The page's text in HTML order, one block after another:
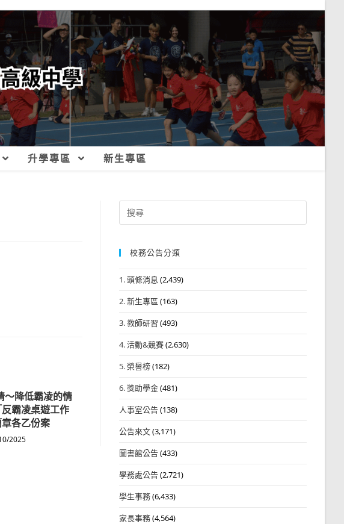
升學專區 新生專區
～降低霸凌的情
霸凌桌遊工作
各乙份案
2025
Search
for:
校務公告分類
1. 頭條消息 (2,439)
2. 新生專區 (163)
3. 教師研習 (493)
4. 活動&競賽(2,630)
5. 榮譽榜(182)
6. 獎助學金(481)
人事室公告(138)
公告來文(3,171)
圖書館公告(433)
學務處公告(2,721)
學生事務(6,433)
家長事務(4,564)